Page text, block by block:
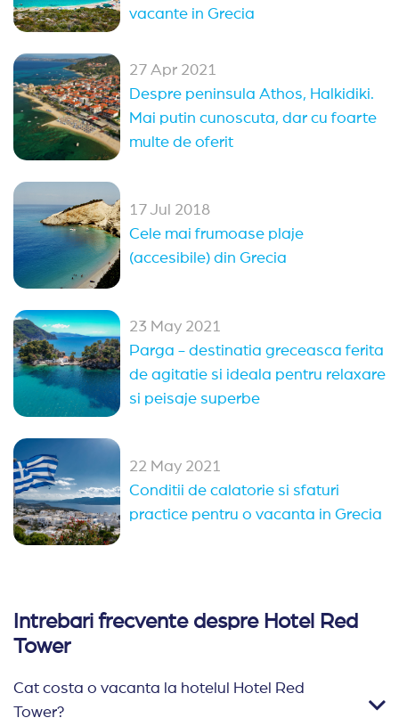
vacante in Grecia
27 Apr 2021
Despre peninsula Athos, Halkidiki.
Mai putin cunoscuta, dar cu foarte
multe de oferit
17 Jul 2018
Cele mai frumoase plaje
(accesibile) din Grecia
23 May 2021
Parga - destinatia greceasca ferita
de agitatie si ideala pentru relaxare
si peisaje superbe
22 May 2021
Conditii de calatorie si sfaturi
practice pentru o vacanta in Grecia
Intrebari frecvente despre Hotel Red
Tower
Cat costa o vacanta la hotelul Hotel Red
Tower?